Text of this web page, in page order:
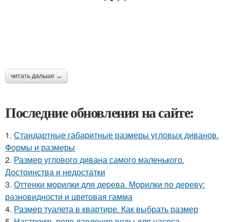
читать дальше →
Последние обновления на сайте:
1. Стандартные габаритные размеры угловых диванов.
Формы и размеры
2. Размер углового дивана самого маленького.
Достоинства и недостатки
3. Оттенки морилки для дерева. Морилки по дереву:
разновидности и цветовая гамма
4. Размер туалета в квартире. Как выбрать размер